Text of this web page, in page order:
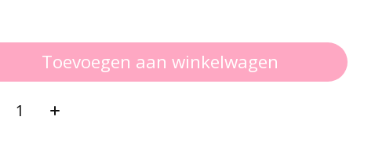
Toevoegen aan winkelwagen